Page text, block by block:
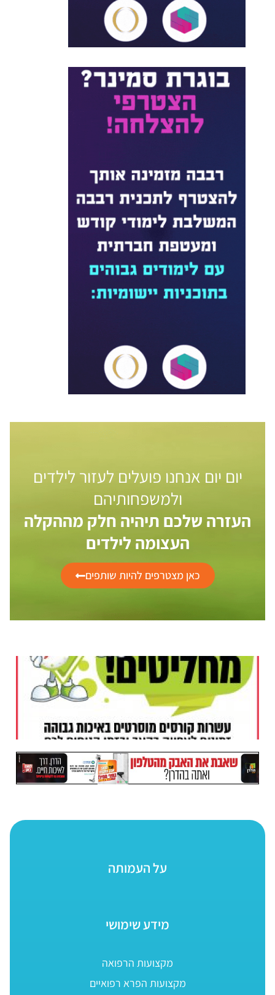
יום יום אנחנו פועלים לעזור לילדים
ולמשפחותיהם
העזרה שלכם תיהיה חלק מההקלה
העצומה לילדים
כאן מצטרפים להיות שותפים
על העמותה
מידע שימושי
מקצועות הרפואה
מקצועות הפרא רפואיים